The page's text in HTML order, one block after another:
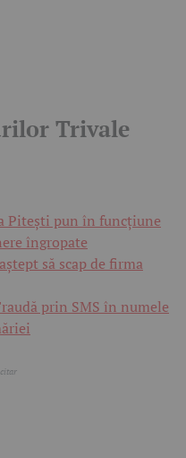
Trivale
Pitești pun în funcțiune
îngropate
să scap de firma
prin SMS în numele